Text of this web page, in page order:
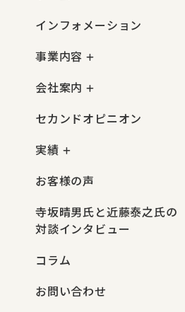
インフォメーション
事業内容
会社案内
セカンドオピニオン
実績
お客様の声
寺坂晴男氏と近藤泰之氏の
対談インタビュー
コラム
お問い合わせ